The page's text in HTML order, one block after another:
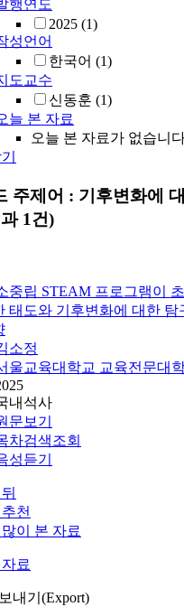
행연도
2025 (1)
성언어
한국어 (1)
도교수
신동훈 (1)
늘 본 자료
오늘 본 자료가 없습니
주제어 : 기후변화에
1건)
중립 STEAM 프로그램이
태도와 기후변화에 대한 탐
소정
울교육대학교 교육전문대
내석사
문보기
차검색조회
성듣기
천
이 본 자료
료
내기(Export)